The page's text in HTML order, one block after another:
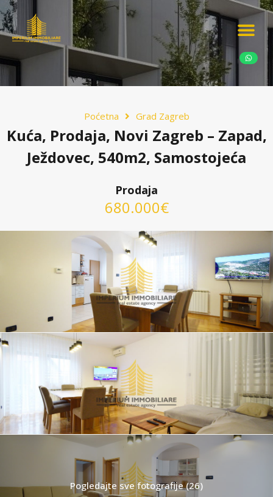
Poćetna Grad Zagreb
Kuća, Prodaja, Novi Zagreb – Zapad,
Ježdovec, 540m2, Samostojeća
Prodaja
680.000€
Pogledajte sve fotografije (26)